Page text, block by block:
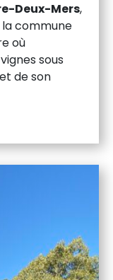
Deux-Mers,
commune
où
sous
de son